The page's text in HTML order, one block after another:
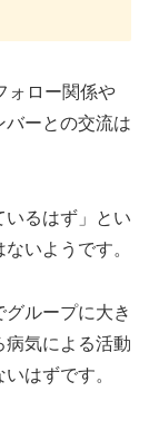
ォロー関係や
バーとの交流は
いるはず」とい
いようです。
ループに大き
病気による活動
はずです。